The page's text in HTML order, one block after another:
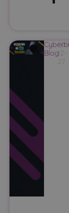
Blog12-
27